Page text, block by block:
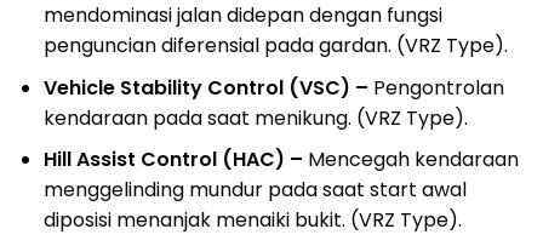
mendominasi jalan didepan dengan fungsi
penguncian diferensial pada gardan. (VRZ Type).
Vehicle Stability Control (VSC) – Pengontrolan
kendaraan pada saat menikung. (VRZ Type).
Hill Assist Control (HAC) – Mencegah kendaraan
menggelinding mundur pada saat start awal
diposisi menanjak menaiki bukit. (VRZ Type).